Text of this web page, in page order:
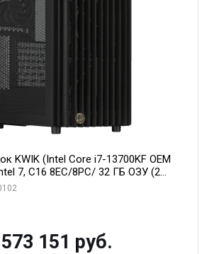
KWIK (Intel Core i7-13700KF OEM
7, C16 8EC/8PC/ 32 ГБ ОЗУ (2
24GB GDDR6X 384-Bit 3xDP
573 151 руб.